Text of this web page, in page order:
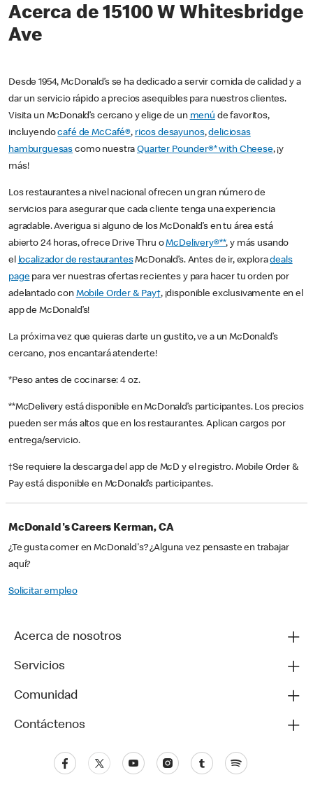
Acerca de 15100 W Whitesbridge
Ave
Desde 1954, McDonald’s se ha dedicado a servir comida de calidad y a
dar un servicio rápido a precios asequibles para nuestros clientes.
Visita un McDonald’s cercano y elige de un menú de favoritos,
incluyendocafé de McCafé®, ricos desayunos,deliciosas
hamburguesas como nuestraQuarter Pounder®* with Cheese, ¡y
más!
Los restaurantes a nivel nacional ofrecen un gran número de
servicios para asegurar que cada cliente tenga una experiencia
agradable. Averigua si alguno de los McDonald’s en tu área está
abierto 24 horas, ofrece Drive Thru oMcDelivery®**, y más usando
el localizador de restaurantesMcDonald’s. Antes de ir, exploradeals
pagepara ver nuestras ofertas recientes y para hacer tu orden por
adelantado con Mobile Order & Pay†, ¡disponible exclusivamente en el
app de McDonald’s!
La próxima vez que quieras darte un gustito, ve a un McDonald’s
cercano, ¡nos encantará atenderte!
*Peso antes de cocinarse: 4 oz.
**McDelivery está disponible en McDonald’s participantes. Los precios
pueden ser más altos que en los restaurantes. Aplican cargos por
entrega/servicio.
†Se requiere la descarga del app de McD y el registro. Mobile Order &
Pay está disponible en McDonald’s participantes.
McDonald's Careers Kerman, CA
¿Te gusta comer en McDonald's? ¿Alguna vez pensaste en trabajar
aquí?
Solicitar empleo
Acerca de nosotros
Servicios
Comunidad
Contáctenos